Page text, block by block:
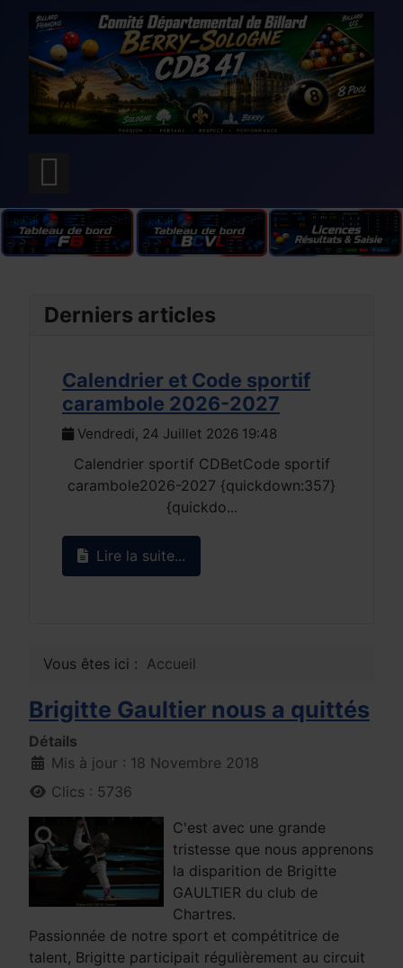
Derniers articles
Calendrier et Code sportif
carambole 2026-2027
Vendredi, 24 Juillet 2026 19:48
Calendrier sportif CDBetCode sportif
carambole2026-2027 {quickdown:357}
{quickdo...
Lire la suite...
Vous êtes ici : Accueil
Brigitte Gaultier nous a quittés
Détails
Mis à jour : 18 Novembre 2018
Clics : 5736
C'est avec une grande
tristesse que nous apprenons
la disparition de Brigitte
GAULTIER du club de
Chartres.
Passionnée de notre sport et compétitrice de
talent, Brigitte participait régulièrement au circuit